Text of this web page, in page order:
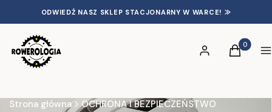
ODWIEDŹ NASZ SKLEP STACJONARNY W WARCE! ⨠
Zaloguj sięProdukty
Koszyk
Strona główna OCHRONA I BEZPIECZEŃSTWO